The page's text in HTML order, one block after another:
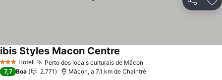
Partilhar
3 EstrelasHotel Perto dos locais culturais de Mâcon
ibis Styles Macon Centre
7,7 Boa 2.771 Mâcon, a 7.1 km de Chaintré